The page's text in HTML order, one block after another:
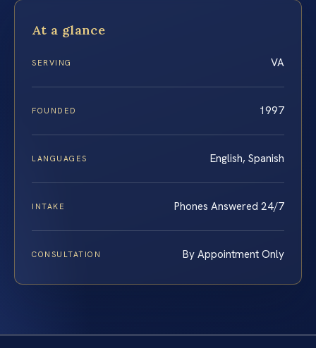
At a glance
SERVING VA
FOUNDED 1997
LANGUAGES English, Spanish
INTAKE Phones Answered 24/7
CONSULTATION By Appointment Only